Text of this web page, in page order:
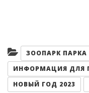
Категории:
ЗООПАРК ПАРКА
ИНФОРМАЦИЯ ДЛЯ
НОВЫЙ ГОД 2023